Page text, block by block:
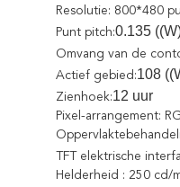
Resolutie: 800*480
Punt pitch:0.135
Omvang van de
Actief gebied:108
Zienhoek:12 uur
Pixel-arrangement:
TFT elektrische
Helderheid : 250 cd/